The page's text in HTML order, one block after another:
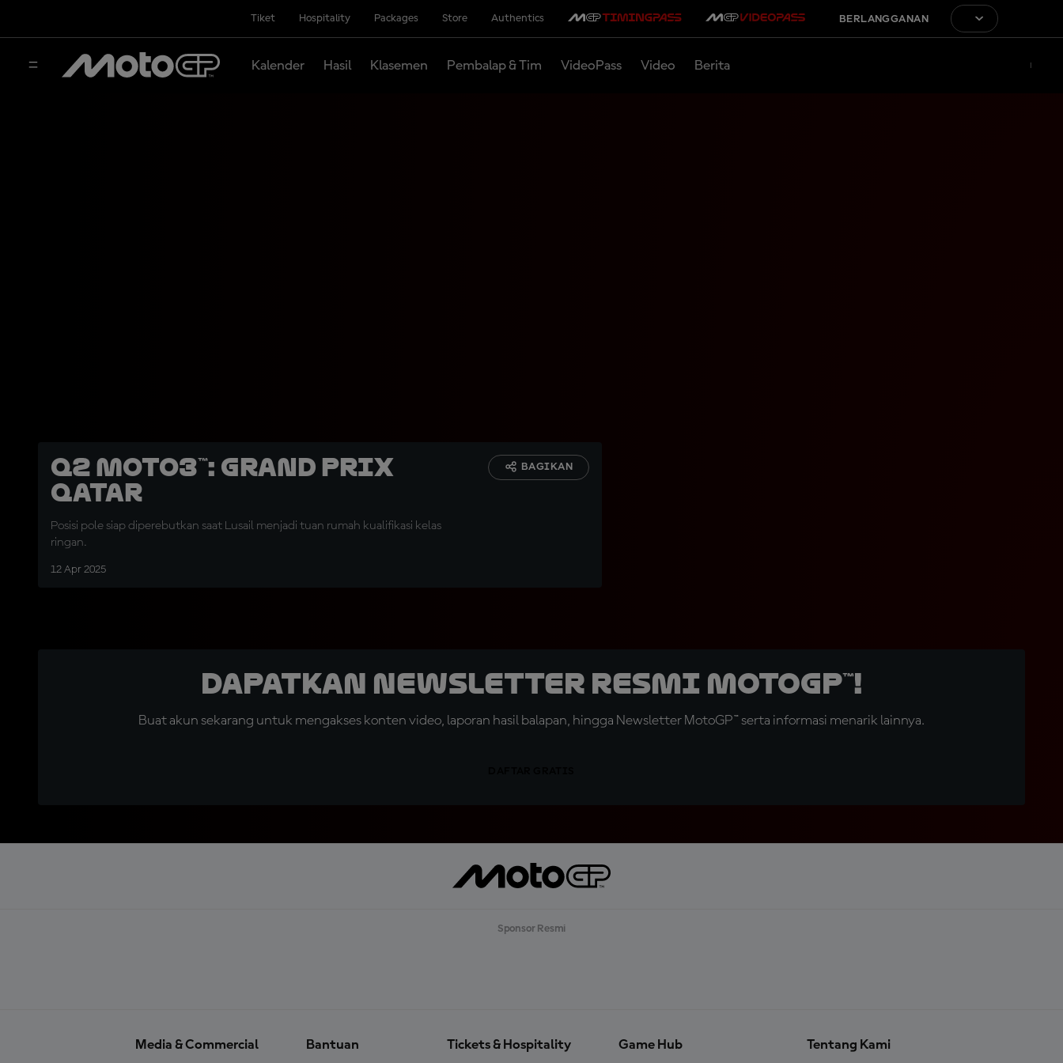
Tiket Hospitality Packages Store Authentics BERLANGGANAN
Kalender Hasil Klasemen Pembalap & Tim VideoPass Video Berita
Q2 Moto3™: Grand Prix
Qatar
Posisi pole siap diperebutkan saat Lusail menjadi tuan rumah kualifikasi kelas
ringan.
12 Apr 2025
BAGIKAN
Dapatkan Newsletter Resmi MotoGP™!
Buat akun sekarang untuk mengakses konten video, laporan hasil balapan, hingga Newsletter MotoGP™ serta informasi menarik lainnya.
Sponsor Resmi
Media & Commercial Bantuan Tickets & Hospitality Game Hub Tentang Kami